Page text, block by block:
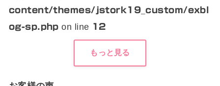
content/themes/jstork19_custom/exbl
og-sp.php on line 12
もっと見る